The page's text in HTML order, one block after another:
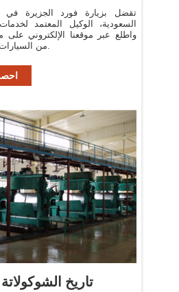
تقضل بزيارة فورد الجزيرة في
السعودية، الوكيل المعتمد
واطلع عبر موقعنا الإلكتروني على
من السيارات وأحدث العروض.
تاريخ